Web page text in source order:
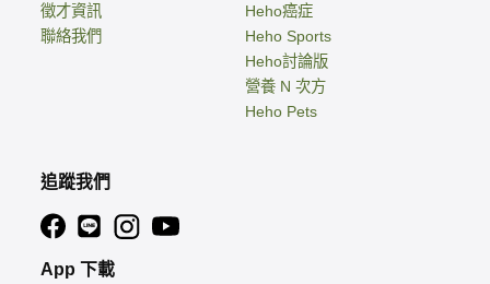
徵才資訊
聯絡我們
Heho癌症
Heho Sports
Heho討論版
營養 N 次方
Heho Pets
追蹤我們
App 下載